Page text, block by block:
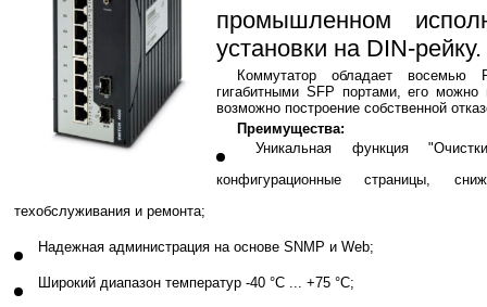
промышленном
установки на DIN-рейку.
Коммутатор обладает
гигабитными SFP портами, его
возможно построение собственной
Преимущества:
Уникальная функция
конфигурационные страницы,
техобслуживания и ремонта;
Надежная администрация на основе SNMP и Web;
Широкий диапазон температур -40 °C ... +75 °C;